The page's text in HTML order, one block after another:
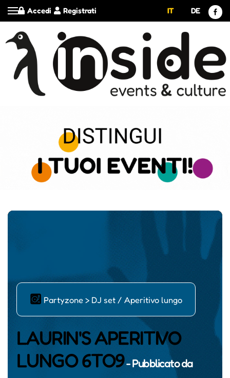
Registrati
Accedi IT DE
ļ Partyzone > DJ set / Aperitivo lungo
LAURIN'S APERITIVO
LUNGO 6TO9- Pubblicato da